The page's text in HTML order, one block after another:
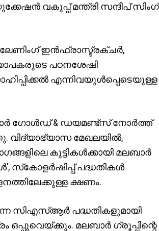
വകുപ്പ് മന്ത്രി സന്ദീപ് സിംഗ്
ഇന്‍ഫ്രാസ്ട്രക്ചര്‍,
പഠനശേഷി
എന്നിവയുള്‍പ്പെടെയുള്ള
ഗോള്‍ഡ് & ഡയമണ്ട്‌സ് നോര്‍ത്ത്
വിദ്യാഭ്യാസ മേഖലയില്‍,
കുട്ടികള്‍ക്കായി മലബാര്‍
സ്‌കോളര്‍ഷിപ്പ് പദ്ധതികള്‍
ക്ഷണം.
സിഎസ്ആര്‍ പദ്ധതികളുമായി
മലബാര്‍ ഗ്രൂപ്പിന്റെ